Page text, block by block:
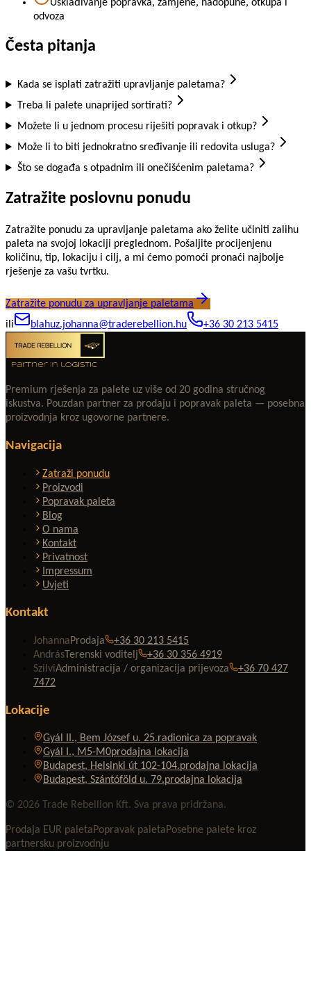
Usklađivanje popravka, zamjene, nadopune, otkupa i
odvoza
Česta pitanja
Kada se isplati zatražiti upravljanje paletama?
Treba li palete unaprijed sortirati?
Možete li u jednom procesu riješiti popravak i otkup?
Može li to biti jednokratno sređivanje ili redovita usluga?
Što se događa s otpadnim ili onečišćenim paletama?
Zatražite poslovnu ponudu
Zatražite ponudu za upravljanje paletama ako želite učiniti zalihu
paleta na svojoj lokaciji preglednom. Pošaljite procijenjenu
količinu, tip, lokaciju i cilj, a mi ćemo pomoći pronaći najbolje
rješenje za vašu tvrtku.
Zatražite ponudu za upravljanje paletama
ili
blahuz.johanna@traderebellion.hu +36 30 213 5415
Premium rješenja za palete uz više od 20 godina stručnog
iskustva. Pouzdan partner za prodaju i popravak paleta — posebna
proizvodnja kroz ugovorne partnere.
Navigacija
Zatraži ponudu
Proizvodi
Popravak paleta
Blog
O nama
Kontakt
Privatnost
Impressum
Uvjeti
Kontakt
JohannaProdaja
+36 30 213 5415
András Terenski voditelj
+36 30 356 4919
SzilviAdministracija / organizacija prijevoza
+36 70 427
7472
Lokacije
Gyál II., Bem József u. 25.radionica za popravak
Gyál I., M5-M0prodajna lokacija
Budapest, Helsinki út 102-104.prodajna lokacija
Budapest, Szántóföld u. 79.prodajna lokacija
© 2026 Trade Rebellion Kft. Sva prava pridržana.
Prodaja EUR paletaPopravak paletaPosebne palete kroz
partnersku proizvodnju